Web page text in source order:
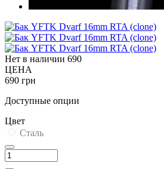
Нет в наличии 690
ЦЕНА
690 грн
Доступные опции
Цвет
Сталь